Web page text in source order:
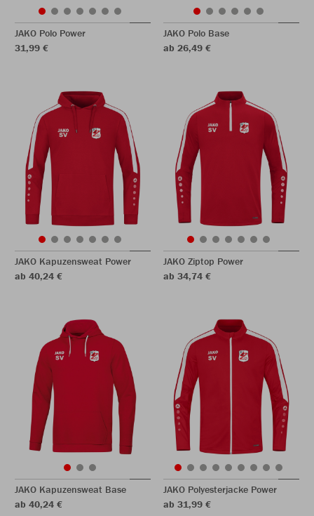
JAKO Polo Power
31,99 €
JAKO Polo Base
ab 26,49 €
JAKO Kapuzensweat Power
ab 40,24 €
JAKO Ziptop Power
ab 34,74 €
JAKO Kapuzensweat Base
ab 40,24 €
JAKO Polyesterjacke Power
ab 31,99 €